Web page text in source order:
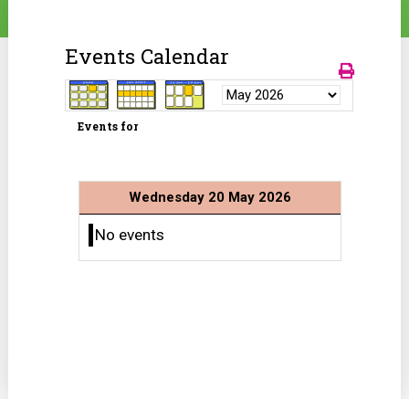
Events Calendar
Events for
Wednesday 20 May 2026
No events